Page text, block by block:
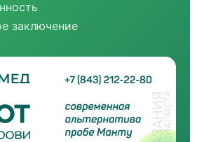
заключение